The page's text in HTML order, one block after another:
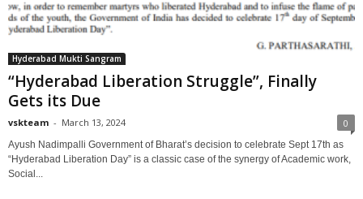
Hyderabad Mukti Sangram
“Hyderabad Liberation Struggle”, Finally
Gets its Due
vskteam - March 13, 2024 0
Ayush Nadimpalli Government of Bharat’s decision to celebrate Sept 17th as
“Hyderabad Liberation Day” is a classic case of the synergy of Academic work,
Social...